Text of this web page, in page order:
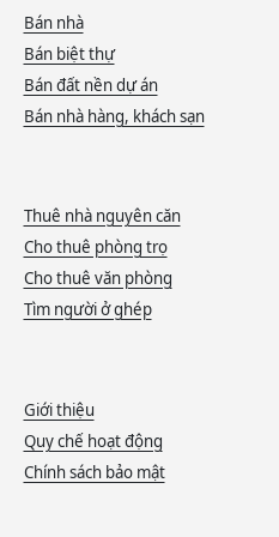
Bán nhà
Bán biệt thự
Bán đất nền dự án
Bán nhà hàng, khách sạn
Thuê nhà nguyên căn
Cho thuê phòng trọ
Cho thuê văn phòng
Tìm người ở ghép
Giới thiệu
Quy chế hoạt động
Chính sách bảo mật